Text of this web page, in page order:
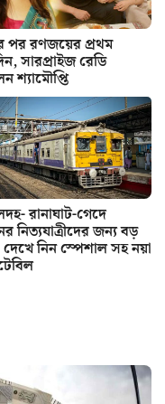
পর রণজয়ের প্রথম
সারপ্রাইজ রেডি
শ্যামৌপ্তি
রানাঘাট-গেদে
নিত্যযাত্রীদের জন্য বড়
নিন স্পেশাল সহ নয়া